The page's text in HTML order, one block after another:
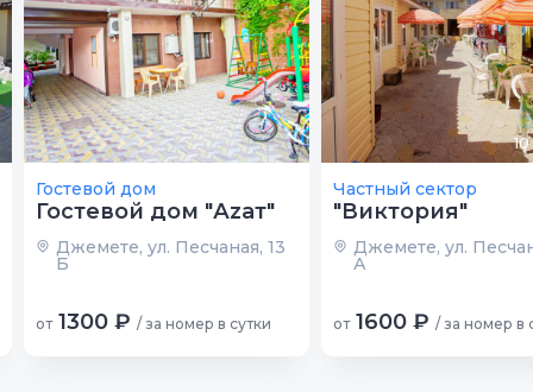
Гостевой дом
Гостевой дом "Аzат"
Джемете, ул. Песчаная, 13
Б
от 1300 ₽ / за номер в сутки
10
Частный сектор
"Виктория"
Джемете, ул.
А
от 1600 ₽ / за номер в